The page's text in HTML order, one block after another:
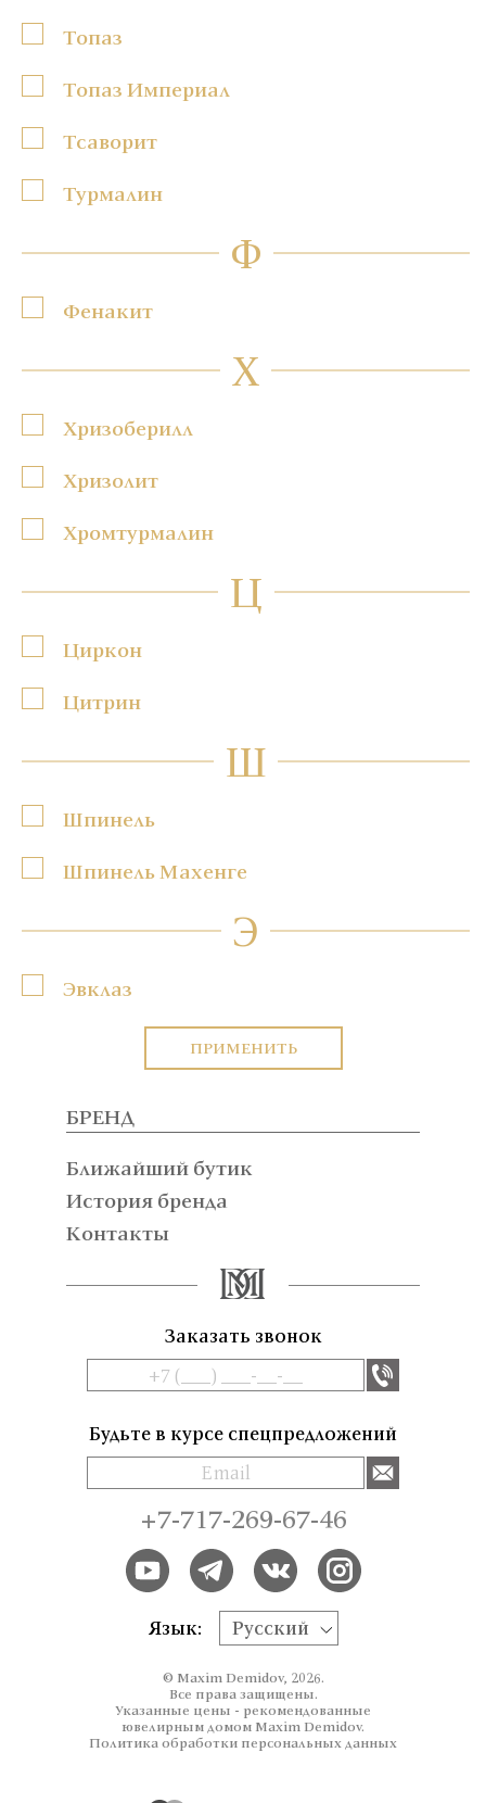
Топаз
Топаз Империал
Тсаворит
Турмалин
Ф
Фенакит
Х
Хризоберилл
Хризолит
Хромтурмалин
Ц
Циркон
Цитрин
Ш
Шпинель
Шпинель Махенге
Э
Эвклаз
ПРИМЕНИТЬ
БРЕНД
Ближайший бутик
История бренда
Контакты
Заказать звонок
Будьте в курсе спецпредложений
+7-717-269-67-46
Язык: Русский
© Maxim Demidov, 2026.
Все права защищены.
Указанные цены - рекомендованные
ювелирным домом Maxim Demidov.
Политика обработки персональных данных